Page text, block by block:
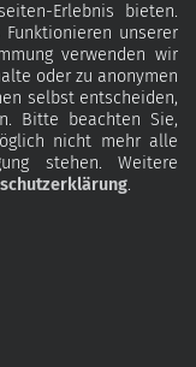
Erlebnis bieten.
unserer
verwenden wir
oder zu anonymen
selbst entscheiden,
Bitte beachten Sie,
nicht mehr alle
stehen. Weitere
.